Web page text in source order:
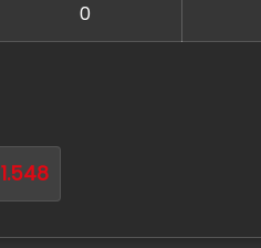
0
1.548